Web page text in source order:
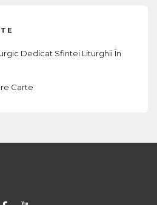
Dedicat Sfintei Liturghii În
Carte